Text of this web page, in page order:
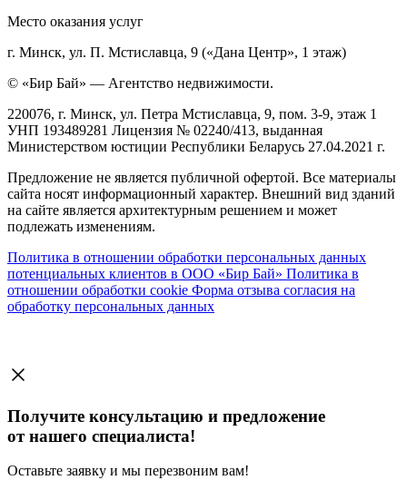
Место оказания услуг
г. Минск, ул. П. Мстиславца, 9 («Дана Центр», 1 этаж)
© «Бир Бай» — Агентство недвижимости.
220076, г. Минск, ул. Петра Мстиславца, 9, пом. 3-9, этаж 1
УНП 193489281 Лицензия № 02240/413, выданная
Министерством юстиции Республики Беларусь 27.04.2021 г.
Предложение не является публичной офертой. Все материалы
сайта носят информационный характер. Внешний вид зданий
на сайте является архитектурным решением и может
подлежать изменениям.
Политика в отношении обработки персональных данных
потенциальных клиентов в ООО «Бир Бай» Политика в
отношении обработки cookie Форма отзыва согласия на
обработку персональных данных
Получите консультацию и предложение
от нашего специалиста!
Оставьте заявку и мы перезвоним вам!